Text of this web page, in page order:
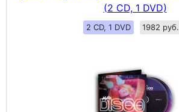
(2 CD, 1 DVD)
2 CD, 1 DVD 1982 руб.